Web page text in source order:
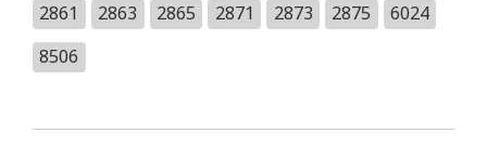
2861
2863 2865 2871 2873 2875
6024
8506